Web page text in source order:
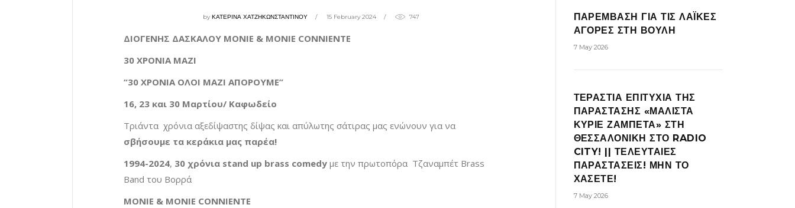
byΚΑΤΕΡΙΝΑ ΧΑΤΖΗΚΩΝΣΤΑΝΤΙΝΟΥ 15 February 2024 747
ΔΙΟΓΕΝΗΣ ΔΑΣΚΑΛΟΥ MONIE & MONIE CONNIENTE
30 ΧΡΟΝΙΑ ΜΑΖΙ
“30 ΧΡΟΝΙΑ ΟΛΟΙ ΜΑΖΙ ΑΠΟΡΟΥΜΕ”
16, 23 και 30 Μαρτίου/ Καφωδείο
Τριάντα χρόνια αξεδίψαστης δίψας και απύλωτης σάτιρας μας ενώνουν για να
σβήσουμε τα κεράκια μας παρέα!
1994-2024, 30 χρόνια stand up brass comedy με την πρωτοπόρα Τζαναμπέτ Brass
Band του Βορρά
MONIE & MONIE CONNIENTE
ΠΑΡΕΜΒΑΣΗ ΓΙΑ ΤΙΣ ΛΑΪΚΕΣ
ΑΓΟΡΕΣ ΣΤΗ ΒΟΥΛΗ
7 May 2026
ΤΕΡΑΣΤΙΑ ΕΠΙΤΥΧΙΑ ΤΗΣ
ΠΑΡΑΣΤΑΣΗΣ «ΜΑΛΙΣΤΑ
ΚΥΡΙΕ ΖΑΜΠΕΤΑ» ΣΤΗ
ΘΕΣΣΑΛΟΝΙΚΗ ΣΤΟ RADIO
CITY! || ΤΕΛΕΥΤΑΙΕΣ
ΠΑΡΑΣΤΑΣΕΙΣ! ΜΗΝ ΤΟ
ΧΑΣΕΤΕ!
7 May 2026